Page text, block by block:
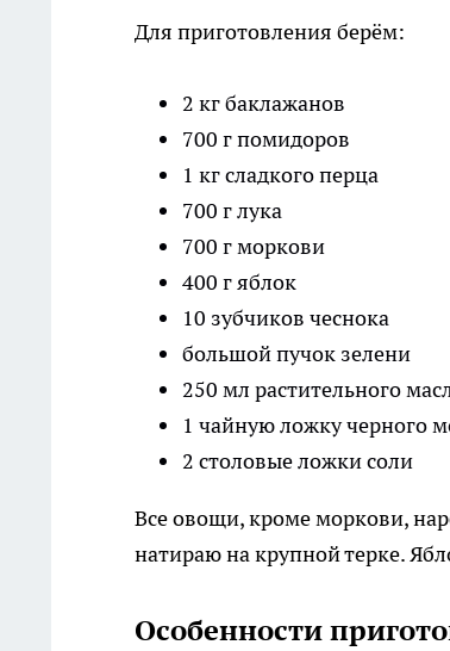
Для приготовления берём:
2 кг баклажанов
700 г помидоров
1 кг сладкого перца
700 г лука
700 г моркови
400 г яблок
10 зубчиков чеснока
большой пучок зелени
250 мл растительного
1 чайную ложку черного
2 столовые ложки соли
Все овощи, кроме моркови,
натираю на крупной терке.
Особенности